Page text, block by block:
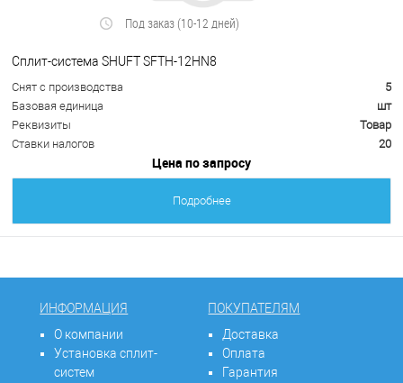
Под заказ (10-12 дней)
Сплит-система SHUFT SFTH-12HN8
Снят с производства
5
Базовая единица
шт
Реквизиты
Товар
Ставки налогов
20
Цена по запросу
Подробнее
ИНФОРМАЦИЯ
О компании
Установка сплит-
систем
ПОКУПАТЕЛЯМ
Доставка
Оплата
Гарантия